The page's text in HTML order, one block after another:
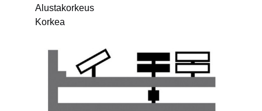
Alustakorkeus
Korkea